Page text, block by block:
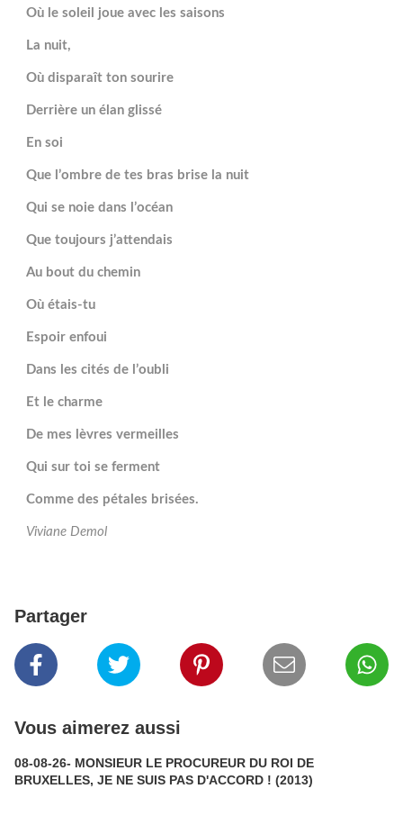
Où le soleil joue avec les saisons
La nuit,
Où disparaît ton sourire
Derrière un élan glissé
En soi
Que l’ombre de tes bras brise la nuit
Qui se noie dans l’océan
Que toujours j’attendais
Au bout du chemin
Où étais-tu
Espoir enfoui
Dans les cités de l’oubli
Et le charme
De mes lèvres vermeilles
Qui sur toi se ferment
Comme des pétales brisées.
Viviane Demol
Partager
Vous aimerez aussi
08-08-26- MONSIEUR LE PROCUREUR DU ROI DE
BRUXELLES, JE NE SUIS PAS D'ACCORD ! (2013)